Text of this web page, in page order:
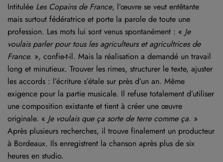
Intitulée Les Copains de France, l’œuvre se veut entêtante
mais surtout fédératrice et porte la parole de toute une
profession. Les mots lui sont venus spontanément : « Je
voulais parler pour tous les agriculteurs et agricultrices de
France. », confie-t-il. Mais la réalisation a demandé un travail
long et minutieux. Trouver les rimes, structurer le texte, ajuster
les accords : l’écriture s’étale sur près d’un an. Même
exigence pour la partie musicale. Il refuse totalement d’utiliser
une composition existante et tient à créer une œuvre
originale. « Je voulais que ça sorte de terre comme ça. »
Après plusieurs recherches, il trouve finalement un producteur
à Bordeaux. Ils enregistrent la chanson après plus de six
heures en studio.